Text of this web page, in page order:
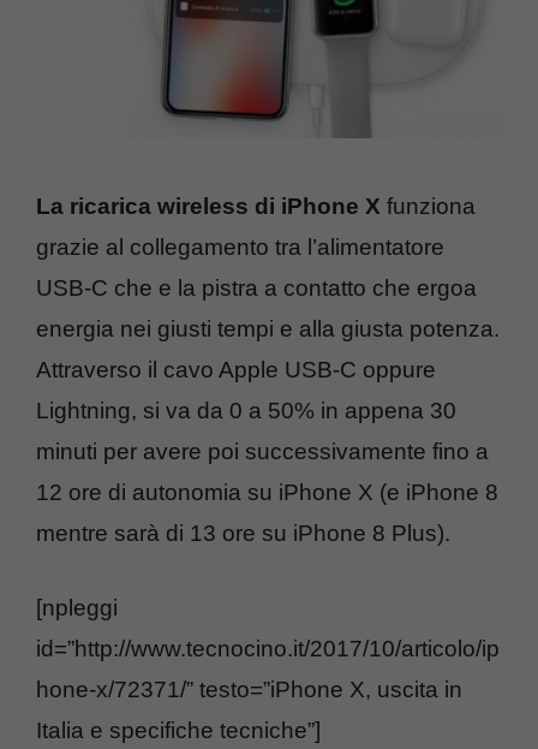
La ricarica wireless di iPhone X funziona
grazie al collegamento tra l’alimentatore
USB-C che e la pistra a contatto che ergoa
energia nei giusti tempi e alla giusta potenza.
Attraverso il cavo Apple USB-C oppure
Lightning, si va da 0 a 50% in appena 30
minuti per avere poi successivamente fino a
12 ore di autonomia su iPhone X (e iPhone 8
mentre sarà di 13 ore su iPhone 8 Plus).
[npleggi
id=”http://www.tecnocino.it/2017/10/articolo/ip
hone-x/72371/” testo=”iPhone X, uscita in
Italia e specifiche tecniche”]